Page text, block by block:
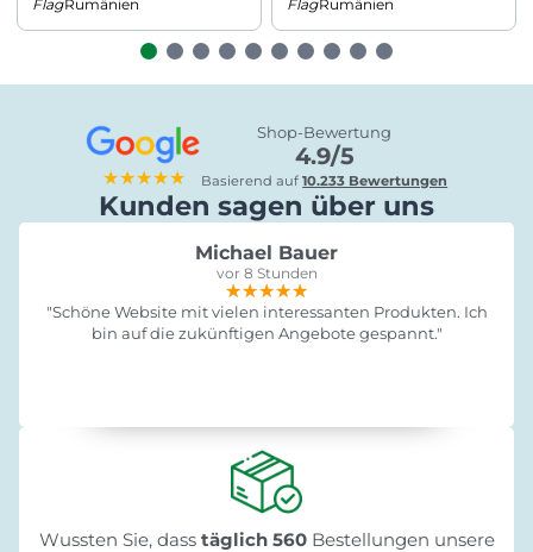
Rumänien Rumänien
★★★★★
Shop-Bewertung
4.9/5
Basierend auf10.233 Bewertungen
Kunden sagen über uns
Michael Bauer
vor 8 Stunden
★★★★★
★★★★★
★★★★★
"Schöne Website mit vielen interessanten Produkten. Ich
bin auf die zukünftigen Angebote gespannt."
Wussten Sie, dass täglich 560Bestellungen unsere